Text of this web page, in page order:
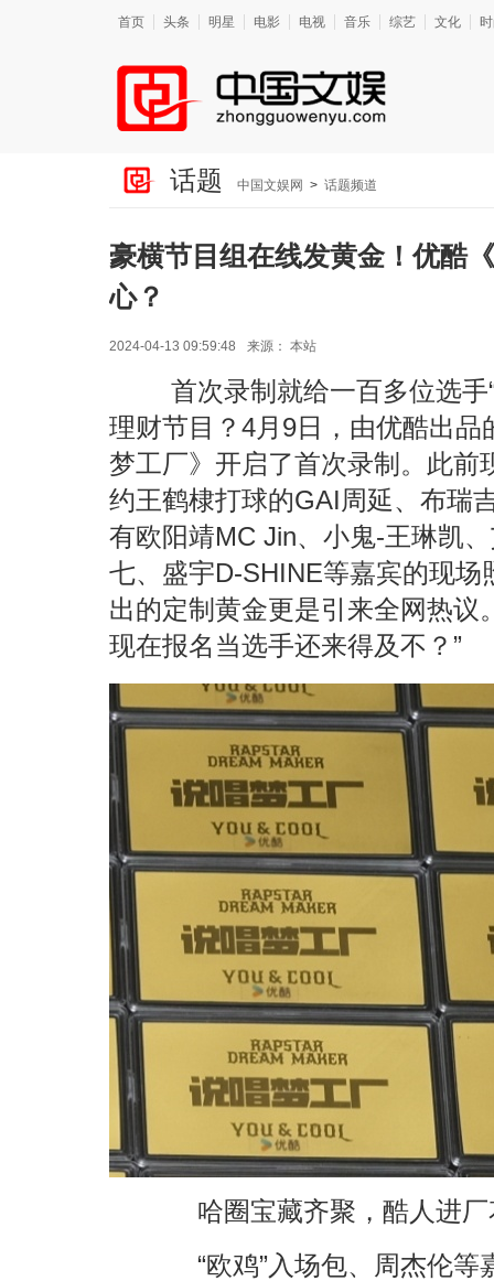
首页 头条 明星 电影 电视 音乐 综艺 文化
话题 中国文娱网 > 话题频道
豪横节目组在线发黄金！优酷
心？
2024-04-13 09:59:48 来源： 本站
首次录制就给一百多位选手
理财节目？4月9日，由优酷出
梦工厂》开启了首次录制。此前
约王鹤棣打球的GAI周延、布瑞
有欧阳靖MC Jin、小鬼-王琳凯
七、盛宇D-SHINE等嘉宾的现
出的定制黄金更是引来全网热议
现在报名当选手还来得及不？”
哈圈宝藏齐聚，酷人进厂
“欧鸡”入场包、周杰伦等